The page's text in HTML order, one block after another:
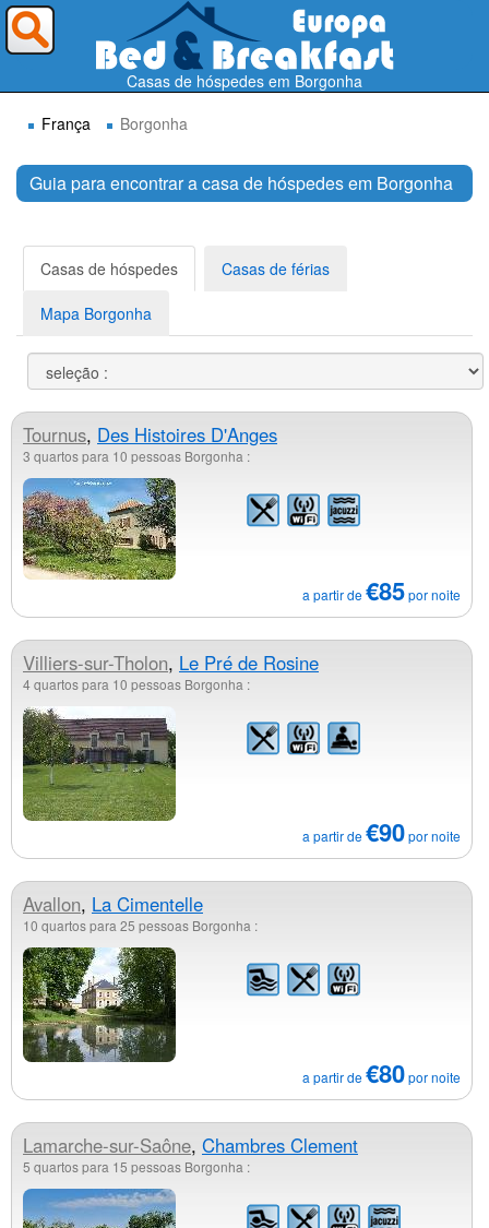
Casas de hóspedes em Borgonha
França
Borgonha
Guia para encontrar a casa de hóspedes em Borgonha
Casas de hóspedes Casas de férias
Mapa Borgonha
Tournus, Des Histoires D'Anges
3 quartos para 10 pessoas Borgonha :
a partir de€85por noite
Villiers-sur-Tholon, Le Pré de Rosine
4 quartos para 10 pessoas Borgonha :
a partir de€90por noite
Avallon, La Cimentelle
10 quartos para 25 pessoas Borgonha :
a partir de€80por noite
Lamarche-sur-Saône, Chambres Clement
5 quartos para 15 pessoas Borgonha :
Para onde deseja ir ?
Procurar